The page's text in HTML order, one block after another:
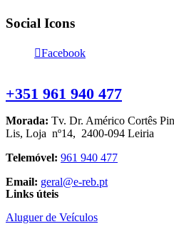
Social Icons
Facebook
+351 961 940 477
Morada: Tv. Dr. Américo Cortês
Lis, Loja nº14, 2400-094 Leiria
Telemóvel: 961 940 477
Email: geral@e-reb.pt
Links úteis
Aluguer de Veículos